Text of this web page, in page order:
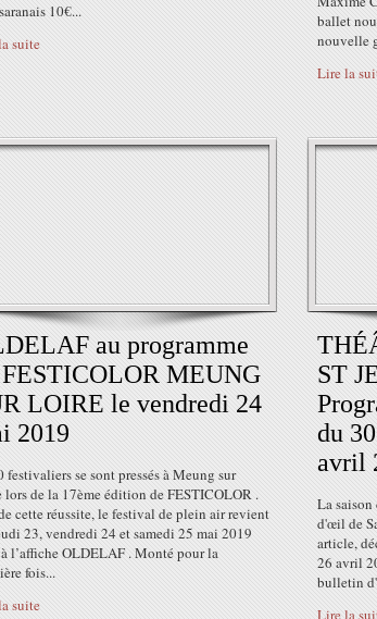
10€...
suite
ballet
nouvelle
Lire la
au programme
MEUNG
LOIRE le vendredi 24
2019
festivaliers se sont pressés à Meung sur
lors de la 17ème édition de FESTICOLOR .
cette réussite, le festival de plein air revient
23, vendredi 24 et samedi 25 mai 2019
l’affiche OLDELAF . Monté pour la
fois...
suite
ST
du
avril
La
d'œil de
article,
26 avril
bulletin
Lire la